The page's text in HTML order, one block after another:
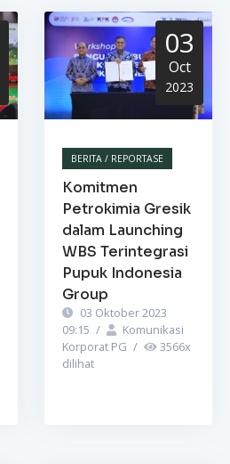
03
Oct
2023
BERITA / REPORTASE
Komitmen
Petrokimia Gresik
dalam Launching
WBS Terintegrasi
Pupuk Indonesia
Group
03 Oktober 2023
09:15 /
Komunikasi
Korporat PG / 3566x
dilihat